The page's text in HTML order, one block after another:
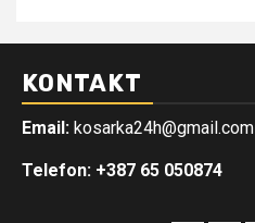
KONTAKT
Email: kosarka24h@gmail.com
Telefon: +387 65 050874